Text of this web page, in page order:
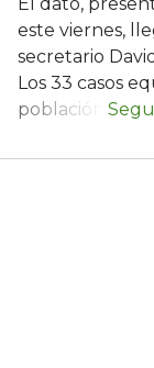
El dato,
este viernes,
secretario
Los 33 casos
población.